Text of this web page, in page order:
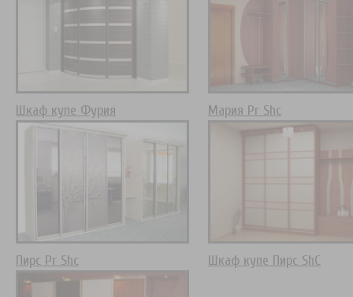
Шкаф купе Фурия Мария Pr Shc
Пирс Pr Shc Шкаф купе Пирс ShC